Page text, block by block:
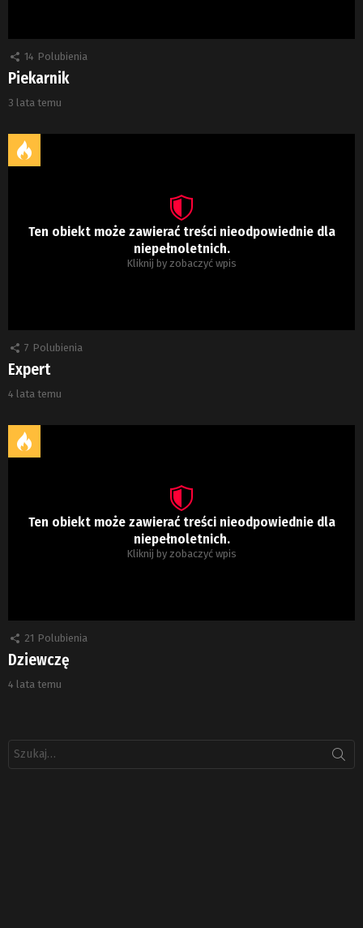
14 Polubienia
Piekarnik
3 lata temu
Ten obiekt może zawierać treści nieodpowiednie dla
niepełnoletnich.
Kliknij by zobaczyć wpis
7 Polubienia
Expert
4 lata temu
Ten obiekt może zawierać treści nieodpowiednie dla
niepełnoletnich.
Kliknij by zobaczyć wpis
21 Polubienia
Dziewczę
4 lata temu